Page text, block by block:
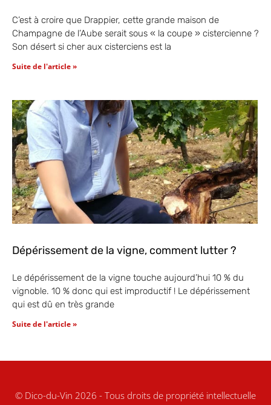
C’est à croire que Drappier, cette grande maison de
Champagne de l’Aube serait sous « la coupe » cistercienne ?
Son désert si cher aux cisterciens est la
Suite de l'article »
Dépérissement de la vigne, comment lutter ?
Le dépérissement de la vigne touche aujourd’hui 10 % du
vignoble. 10 % donc qui est improductif ! Le dépérissement
qui est dû en très grande
Suite de l'article »
© Dico-du-Vin 2026 - Tous droits de propriété intellectuelle